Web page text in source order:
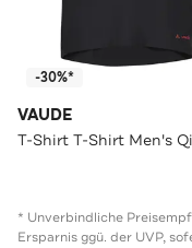
-30%*
VAUDE
* Unverbindliche
Ersparnis ggü. der UVP,